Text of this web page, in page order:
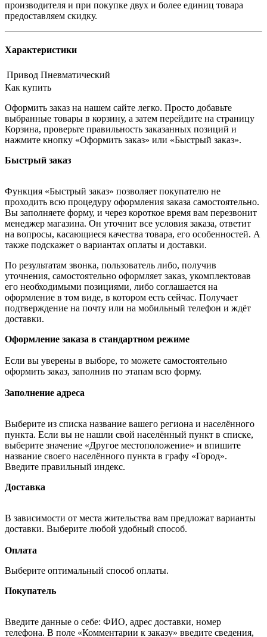
производителя и при покупке двух и более единиц товара
предоставляем скидку.
Характеристики
Привод Пневматический
Как купить
Оформить заказ на нашем сайте легко. Просто добавьте
выбранные товары в корзину, а затем перейдите на страницу
Корзина, проверьте правильность заказанных позиций и
нажмите кнопку «Оформить заказ» или «Быстрый заказ».
Быстрый заказ
Функция «Быстрый заказ» позволяет покупателю не
проходить всю процедуру оформления заказа самостоятельно.
Вы заполняете форму, и через короткое время вам перезвонит
менеджер магазина. Он уточнит все условия заказа, ответит
на вопросы, касающиеся качества товара, его особенностей. А
также подскажет о вариантах оплаты и доставки.
По результатам звонка, пользователь либо, получив
уточнения, самостоятельно оформляет заказ, укомплектовав
его необходимыми позициями, либо соглашается на
оформление в том виде, в котором есть сейчас. Получает
подтверждение на почту или на мобильный телефон и ждёт
доставки.
Оформление заказа в стандартном режиме
Если вы уверены в выборе, то можете самостоятельно
оформить заказ, заполнив по этапам всю форму.
Заполнение адреса
Выберите из списка название вашего региона и населённого
пункта. Если вы не нашли свой населённый пункт в списке,
выберите значение «Другое местоположение» и впишите
название своего населённого пункта в графу «Город».
Введите правильный индекс.
Доставка
В зависимости от места жительства вам предложат варианты
доставки. Выберите любой удобный способ.
Оплата
Выберите оптимальный способ оплаты.
Покупатель
Введите данные о себе: ФИО, адрес доставки, номер
телефона. В поле «Комментарии к заказу» введите сведения,